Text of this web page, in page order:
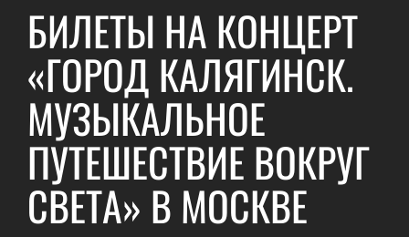
БИЛЕТЫ НА КОНЦЕРТ
«ГОРОД КАЛЯГИНСК.
МУЗЫКАЛЬНОЕ
ПУТЕШЕСТВИЕ ВОКРУГ
СВЕТА» В МОСКВЕ